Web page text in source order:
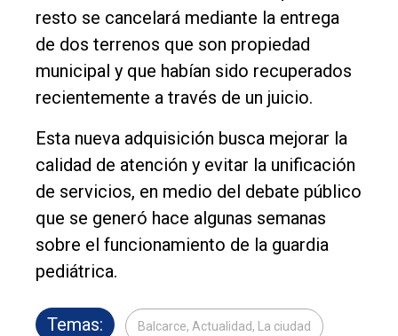
resto se cancelará mediante la entrega
de dos terrenos que son propiedad
municipal y que habían sido recuperados
recientemente a través de un juicio.
Esta nueva adquisición busca mejorar la
calidad de atención y evitar la unificación
de servicios, en medio del debate público
que se generó hace algunas semanas
sobre el funcionamiento de la guardia
pediátrica.
Temas: Balcarce, Actualidad, La ciudad